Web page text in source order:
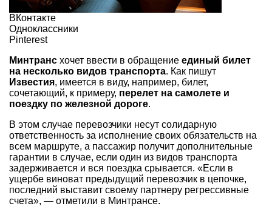
ВКонтакте
Одноклассники
Pinterest
Минтранс хочет ввести в обращение единый билет
на несколько видов транспорта. Как пишут
Известия, имеется в виду, например, билет,
сочетающий, к примеру, перелет на самолете и
поездку по железной дороге.
В этом случае перевозчики несут солидарную
ответственность за исполнение своих обязательств на
всем маршруте, а пассажир получит дополнительные
гарантии в случае, если один из видов транспорта
задерживается и вся поездка срывается. «Если в
ущербе виноват предыдущий перевозчик в цепочке,
последний выставит своему партнеру регрессивные
счета», — отметили в Минтрансе.